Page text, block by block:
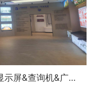
铜川消防总队展厅P2.0LED显示屏&查询机&广告机